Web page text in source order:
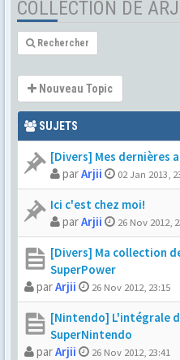
COLLECTION DE
Rechercher
Nouveau Topic
SUJETS
[Divers] Mes dernières
parArjii 02 Jan 2013,
Ici c'est chez moi!
parArjii 26 Nov 2012,
[Divers] Ma collection
SuperPower
parArjii 26 Nov 2012, 23:15
[Nintendo] L'intégrale
SuperNintendo
parArjii 26 Nov 2012, 23:41